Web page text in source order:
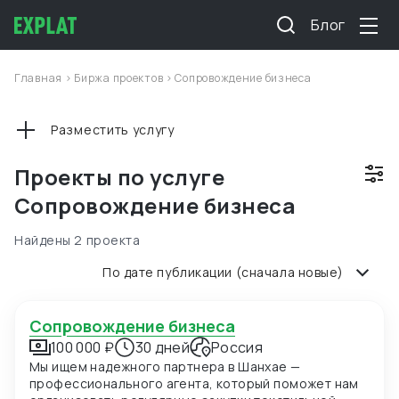
Блог
Главная > Биржа проектов >Сопровождение бизнеса
Проекты по услуге
Сопровождение бизнеса
Разместить услугу
Найдены 2 проекта
По дате публикации (сначала новые)
Сопровождение бизнеса
100 000 ₽ 30 дней Россия
Мы ищем надежного партнера в Шанхае —
профессионального агента, который поможет нам